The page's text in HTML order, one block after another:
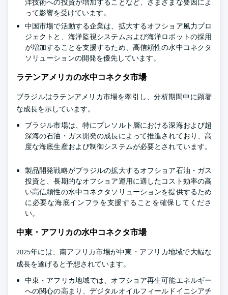
洋技術への投資が増加することなど、さまざまな要因によ
って影響を受けています。
中国市場で活動する企業は、拡大するオフショア風力プロ
ジェクトと、海洋監視システムおよび海洋ロボットの採用
が増加することを支援するため、高信頼性の水中コネクタ
ソリューションの開発を優先しています。
ラテンアメリカの水中コネクタ市場
ブラジルはラテンアメリカ市場を牽引し、分析期間中に顕著
な成長を示しています。
ブラジル市場は、特にプレソルト層における深海および超
深海の石油・ガス開発の成長によって推進されており、高
度な海底生産および制御システムが必要とされています。
製品開発戦略がブラジルの拡大するオフショア石油・ガス
投資と、長期的なオフショア運用に適したコスト効率の高
い高信頼性の水中コネクタソリューションを提供するため
に必要な海底インフラを支援することを確保してくださ
い。
中東・アフリカの水中コネクタ市場
2025年には、南アフリカ市場が中東・アフリカ地域で大幅な
成長を遂げると予想されています。
中東・アフリカ地域では、オフショア再生可能エネルギー
への関心の高まり、デジタルオイルフィールドイニシアチ